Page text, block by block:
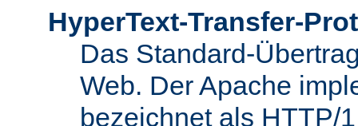
HyperText-Transfer-
Das Standard-
Web. Der Apache
bezeichnet als HTTP/